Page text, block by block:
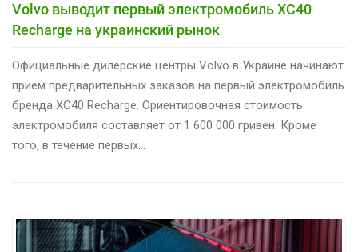
Volvo выводит первый электромобиль XC40
Recharge на украинский рынок
Официальные дилерские центры Volvo в Украине начинают
прием предварительных заказов на первый электромобиль
бренда XC40 Recharge. Ориентировочная стоимость
электромобиля составляет от 1 600 000 гривен. Кроме
того, в течение первых…